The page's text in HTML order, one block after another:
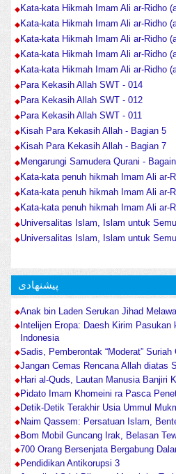
Kata-kata Hikmah Imam Ali ar-Ridho
Kata-kata Hikmah Imam Ali ar-Ridho
Kata-kata Hikmah Imam Ali ar-Ridho
Kata-kata Hikmah Imam Ali ar-Ridho
Kata-kata Hikmah Imam Ali ar-Ridho
Para Kekasih Allah SWT - 014
Para Kekasih Allah SWT - 012
Para Kekasih Allah SWT - 011
Kisah Para Kekasih Allah - Bagian 5
Kisah Para Kekasih Allah - Bagian 7
Mengarungi Samudera Qurani -
Kata-kata penuh hikmah Imam Ali ar-
Kata-kata penuh hikmah Imam Ali ar-
Kata-kata penuh hikmah Imam Ali ar-
Universalitas Islam, Islam untuk
Universalitas Islam, Islam untuk
پیشنهادی
Anak bin Laden Serukan Jihad
Intelijen Eropa: Daesh Kirim Pasukan
Indonesia
Sadis, Pemberontak “Moderat”
Jangan Cemas Rencana Allah diatas
Hari al-Quds, Lautan Manusia Banjiri
Pidato Imam Khomeini ra Pasca
Detik-Detik Terakhir Usia Ummul
Naim Qassem: Persatuan Islam,
Bom Mobil Guncang Irak, Belasan
700 Orang Bersenjata Bergabung
Pendidikan Antikorupsi 3